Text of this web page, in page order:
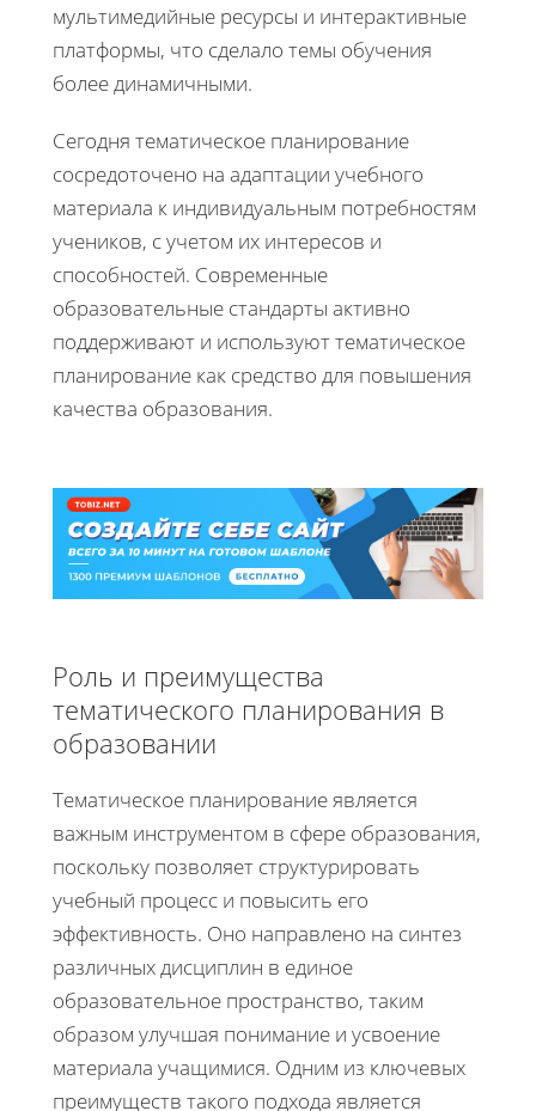
мультимедийные ресурсы и интерактивные
платформы, что сделало темы обучения
более динамичными.
Сегодня тематическое планирование
сосредоточено на адаптации учебного
материала к индивидуальным потребностям
учеников, с учетом их интересов и
способностей. Современные
образовательные стандарты активно
поддерживают и используют тематическое
планирование как средство для повышения
качества образования.
Роль и преимущества
тематического планирования в
образовании
Тематическое планирование является
важным инструментом в сфере образования,
поскольку позволяет структурировать
учебный процесс и повысить его
эффективность. Оно направлено на синтез
различных дисциплин в единое
образовательное пространство, таким
образом улучшая понимание и усвоение
материала учащимися. Одним из ключевых
преимуществ такого подхода является